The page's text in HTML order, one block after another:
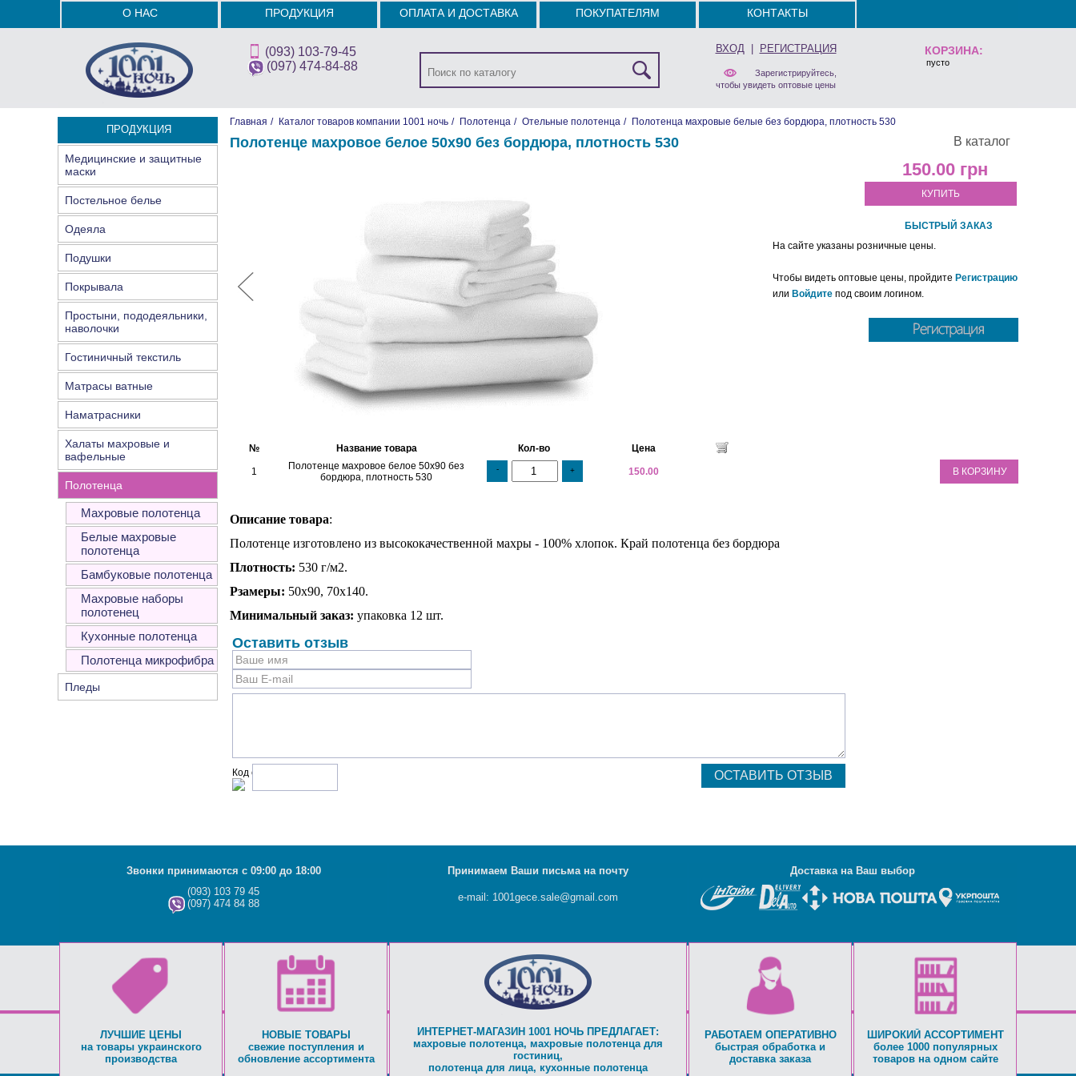
КОРЗИНА:
пусто
О НАС ПРОДУКЦИЯ ОПЛАТА И ДОСТАВКА ПОКУПАТЕЛЯМ КОНТАКТЫ
(093) 103-79-45
(097) 474-84-88
ВХОД| РЕГИСТРАЦИЯ
Зарегистрируйтесь,
чтобы увидеть оптовые цены
ПРОДУКЦИЯ
Медицинские и защитные
маски
Постельное белье
Одеяла
Подушки
Покрывала
Простыни, пододеяльники,
наволочки
Гостиничный текстиль
Матрасы ватные
Наматрасники
Халаты махровые и
вафельные
Полотенца
Махровые полотенца
Белые махровые
полотенца
Бамбуковые полотенца
Махровые наборы
полотенец
Кухонные полотенца
Полотенца микрофибра
Пледы
Главная / Каталог товаров компании 1001 ночь / Полотенца / Отельные полотенца / Полотенца махровые белые без бордюра, плотность 530
В каталог
Полотенце махровое белое 50х90 без бордюра, плотность 530
150.00
КУПИТЬ
БЫСТРЫЙ ЗАКАЗ
На сайте указаны розничные цены.
Чтобы видеть оптовые цены, пройдите Регистрацию
или Войдите под своим логином.
№ Название товара Кол-во Цена
1
Полотенце махровое белое 50х90 без
бордюра, плотность 530
- + 150.00 В КОРЗИНУ
Описание товара:
Полотенце изготовлено из высококачественной махры - 100% хлопок. Край полотенца без бордюра
Плотность: 530 г/м2.
Рзамеры: 50х90, 70х140.
Минимальный заказ: упаковка 12 шт.
Оставить отзыв
Код с рисунка:
Звонки принимаются с 09:00 до 18:00 Принимаем Ваши письма на почту Доставка на Ваш выбор
(093) 103 79 45
(097) 474 84 88
e-mail: 1001gece.sale@gmail.com
ЛУЧШИЕ ЦЕНЫ
на товары украинского
производства
НОВЫЕ ТОВАРЫ
свежие поступления и
обновление ассортимента
ИНТЕРНЕТ-МАГАЗИН 1001 НОЧЬ ПРЕДЛАГАЕТ:
махровые полотенца, махровые полотенца для
гостиниц,
полотенца для лица, кухонные полотенца
РАБОТАЕМ ОПЕРАТИВНО
быстрая обработка и
доставка заказа
ШИРОКИЙ АССОРТИМЕНТ
более 1000 популярных
товаров на одном сайте